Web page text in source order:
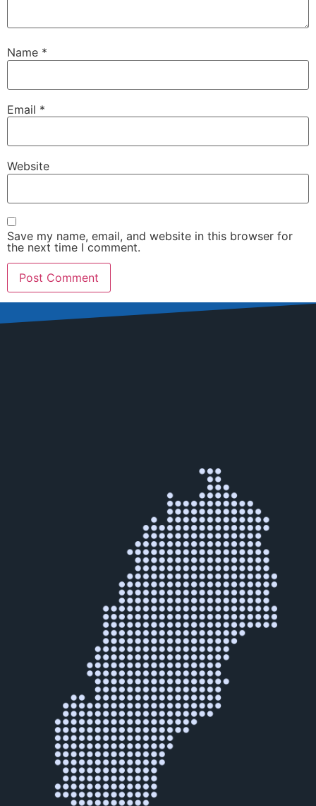
Name *
Email *
Website
Save my name, email, and website in this browser for
the next time I comment.